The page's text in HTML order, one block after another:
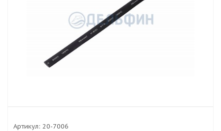
Артикул: 20-7006